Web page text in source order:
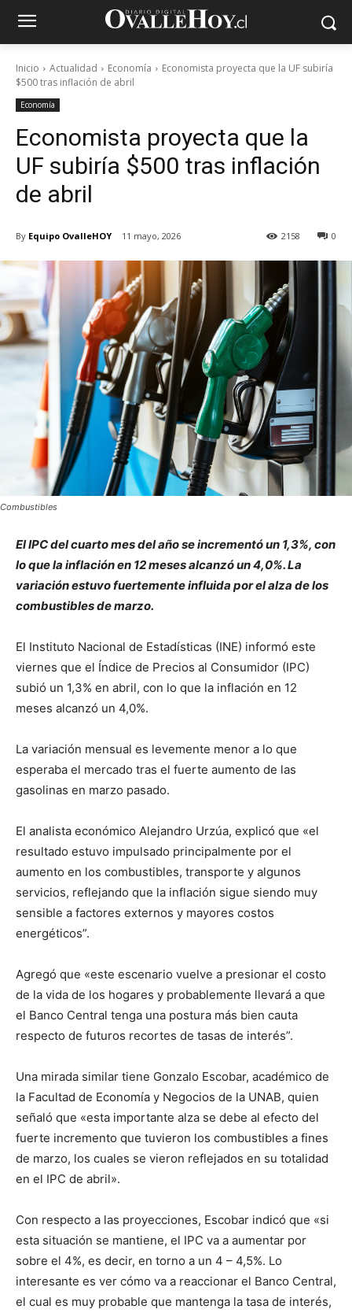
Inicio Actualidad Economía
Economista proyecta que la UF subiría
$500 tras inflación de abril
Economía
Economista proyecta que la
UF subiría $500 tras inflación
de abril
By Equipo OvalleHOY 11 mayo, 2026 0
2158
Combustibles
El IPC del cuarto mes del año se incrementó un 1,3%, con
lo que la inflación en 12 meses alcanzó un 4,0%. La
variación estuvo fuertemente influida por el alza de los
combustibles de marzo.
El Instituto Nacional de Estadísticas (INE) informó este
viernes que el Índice de Precios al Consumidor (IPC)
subió un 1,3% en abril, con lo que la inflación en 12
meses alcanzó un 4,0%.
La variación mensual es levemente menor a lo que
esperaba el mercado tras el fuerte aumento de las
gasolinas en marzo pasado.
El analista económico Alejandro Urzúa, explicó que «el
resultado estuvo impulsado principalmente por el
aumento en los combustibles, transporte y algunos
servicios, reflejando que la inflación sigue siendo muy
sensible a factores externos y mayores costos
energéticos”.
Agregó que «este escenario vuelve a presionar el costo
de la vida de los hogares y probablemente llevará a que
el Banco Central tenga una postura más bien cauta
respecto de futuros recortes de tasas de interés”.
Una mirada similar tiene Gonzalo Escobar, académico de
la Facultad de Economía y Negocios de la UNAB, quien
señaló que «esta importante alza se debe al efecto del
fuerte incremento que tuvieron los combustibles a fines
de marzo, los cuales se vieron reflejados en su totalidad
en el IPC de abril».
Con respecto a las proyecciones, Escobar indicó que «si
esta situación se mantiene, el IPC va a aumentar por
sobre el 4%, es decir, en torno a un 4 – 4,5%. Lo
interesante es ver cómo va a reaccionar el Banco Central,
el cual es muy probable que mantenga la tasa de interés,